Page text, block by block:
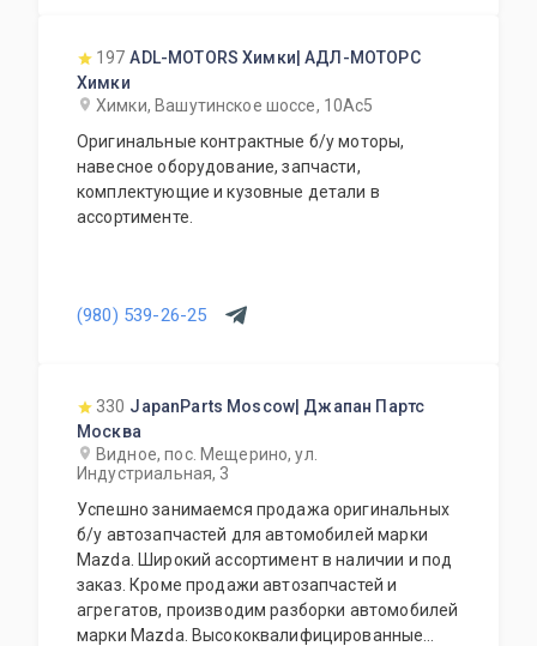
197 ADL-MOTORS Химки| АДЛ-МОТОРС
Химки
Химки, Вашутинское шоссе, 10Ас5
Оригинальные контрактные б/у моторы,
навесное оборудование, запчасти,
комплектующие и кузовные детали в
ассортименте.
(980) 539-26-25
330 JapanParts Moscow| Джапан Партс
Москва
Видное, пос. Мещерино, ул.
Индустриальная, 3
Успешно занимаемся продажа оригинальных
б/у автозапчастей для автомобилей марки
Mazda. Широкий ассортимент в наличии и под
заказ. Кроме продажи автозапчастей и
агрегатов, производим разборки автомобилей
марки Mazda. Высококвалифицированные